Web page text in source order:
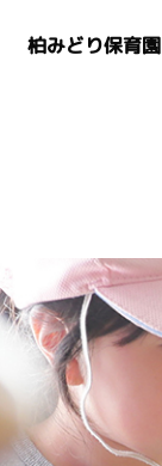
柏みどり保育園